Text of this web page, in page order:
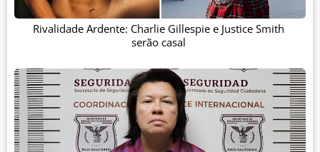
Rivalidade Ardente: Charlie Gillespie e Justice Smith
serão casal